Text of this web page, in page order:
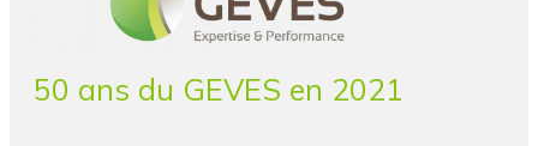
50 ans du GEVES en 2021